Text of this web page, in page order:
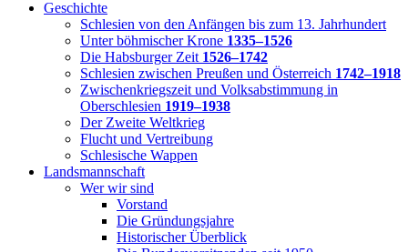
Geschichte
Schlesien von den Anfängen bis zum 13. Jahrhundert
Unter böhmischer Krone 1335–1526
Die Habsburger Zeit 1526–1742
Schlesien zwischen Preußen und Österreich 1742–1918
Zwischenkriegszeit und Volksabstimmung in
Oberschlesien 1919–1938
Der Zweite Weltkrieg
Flucht und Vertreibung
Schlesische Wappen
Landsmannschaft
Wer wir sind
Vorstand
Die Gründungsjahre
Historischer Überblick